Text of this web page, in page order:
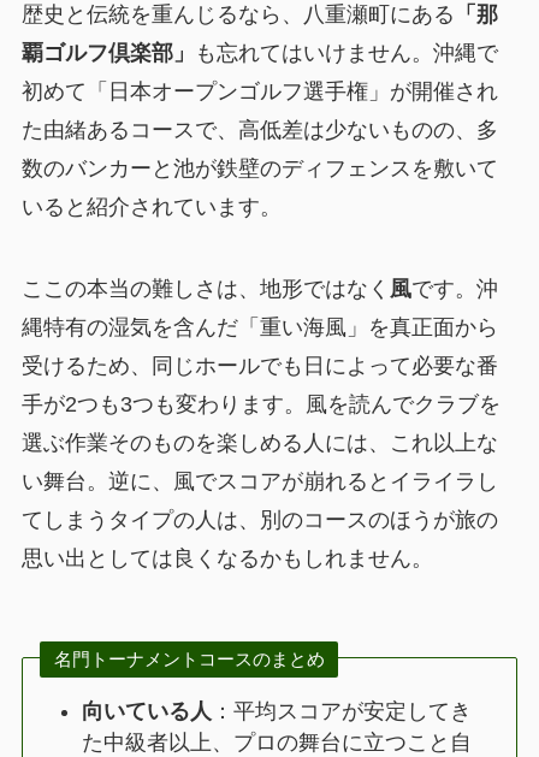
歴史と伝統を重んじるなら、八重瀬町にある 「那
覇ゴルフ倶楽部」
も忘れてはいけません。沖縄で
初めて「日本オープンゴルフ選手権」が開催され
た由緒あるコースで、高低差は少ないものの、多
数のバンカーと池が鉄壁のディフェンスを敷いて
いると紹介されています。
ここの本当の難しさは、地形ではなく 風です。沖
縄特有の湿気を含んだ「重い海風」を真正面から
受けるため、同じホールでも日によって必要な番
手が2つも3つも変わります。風を読んでクラブを
選ぶ作業そのものを楽しめる人には、これ以上な
い舞台。逆に、風でスコアが崩れるとイライラし
てしまうタイプの人は、別のコースのほうが旅の
思い出としては良くなるかもしれません。
名門トーナメントコースのまとめ
向いている人 ：平均スコアが安定してき
た中級者以上、プロの舞台に立つこと自